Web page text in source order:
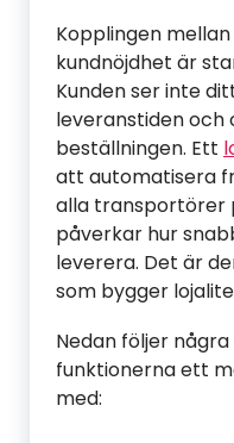
Kopplingen
kundnöjdhet är
Kunden ser inte
leveranstiden
beställningen. Ett
att automatisera
alla transportörer
påverkar hur
leverera. Det är
som bygger
Nedan följer
funktionerna ett
med: